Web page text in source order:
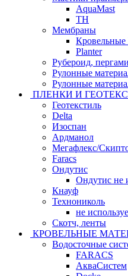
AquaMast
ТН
Мембраны
Planter
Рубероид,
Рулонные
Рулонные
ПЛЕНКИ И
Геотекстиль
Delta
Изоспан
Ардманол
Мегафлекс/
Faracs
Ондутис
Ондутис не
Кнауф
Технониколь
не
Скотч, ленты
КРОВЕЛЬНЫЕ
Водосточные
FARACS
АкваСистем